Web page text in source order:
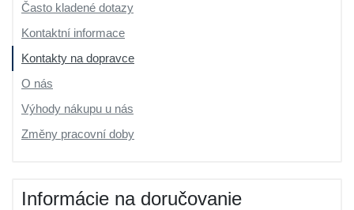
Často kladené dotazy
Kontaktní informace
Kontakty na dopravce
O nás
Výhody nákupu u nás
Změny pracovní doby
Informácie na doručovanie